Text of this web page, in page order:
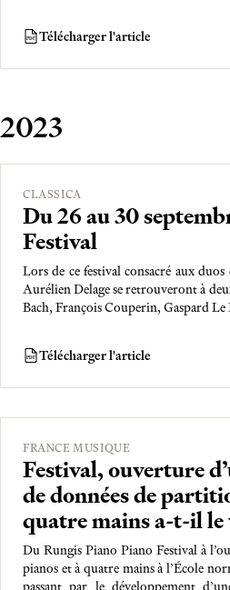
PDF Télécharger l'article
2023
CLASSICA
Du 26 au 30
Festival
Lors de ce festival consacré aux
Aurélien Delage se retrouveront à
Bach, François Couperin, Gaspard
PDF Télécharger l'article
FRANCE MUSIQUE
Festival, ouverture
de données de
quatre mains a-t-il le
Du Rungis Piano Piano Festival à
pianos et à quatre mains à l’École